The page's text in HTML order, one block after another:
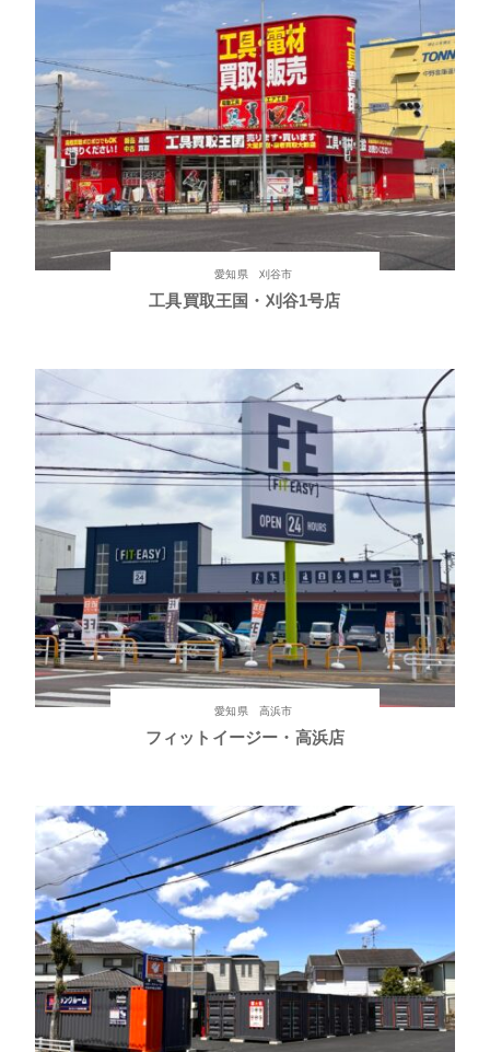
愛知県 刈谷市
工具買取王国・刈谷1号店
愛知県 高浜市
フィットイージー・高浜店